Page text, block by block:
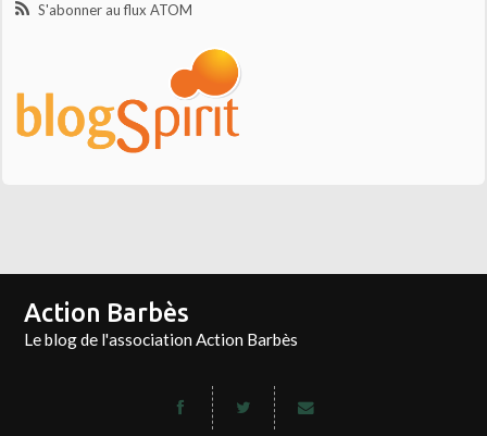
S'abonner au flux ATOM
Action Barbès
Le blog de l'association Action Barbès